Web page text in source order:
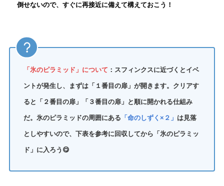
倒せないので、すぐに再接近に備えて構えておこう！
「氷のピラミッド」について ： スフィンクスに近づくとイベ
ントが発生し、まずは「１番目の扉」が開きます。クリアす
ると「２番目の扉」「３番目の扉」と順に開かれる仕組み
だ。氷のピラミッドの周囲にある 「命のしずく×２」 は見落
としやすいので、下表を参考に回収してから「氷のピラミッ
ド」に入ろう😋